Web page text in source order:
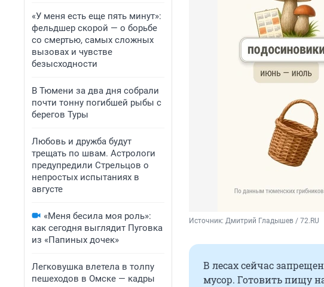
«У меня есть еще пять минут»:
фельдшер скорой — о борьбе
со смертью, самых сложных
вызовах и чувстве
безысходности
В Тюмени за два дня собрали
почти тонну погибшей рыбы с
берегов Туры
Любовь и дружба будут
трещать по швам. Астрологи
предупредили Стрельцов о
непростых испытаниях в
августе
«Меня бесила моя роль»:
как сегодня выглядит Пуговка
из «Папиных дочек»
Легковушка влетела в толпу
пешеходов в Омске — кадры
Источник: Дмитрий Гладышев / 72.RU
В лесах сейчас
мусор. Готовить пищу